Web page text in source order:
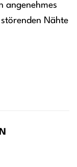
angenehmes
Nähte